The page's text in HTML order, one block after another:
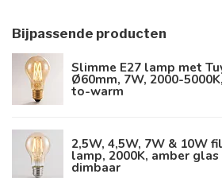
Bijpassende producten
Slimme E27 lamp met
Ø60mm, 7W, 2000-
to-warm
2,5W, 4,5W, 7W & 10W
lamp, 2000K, amber
dimbaar